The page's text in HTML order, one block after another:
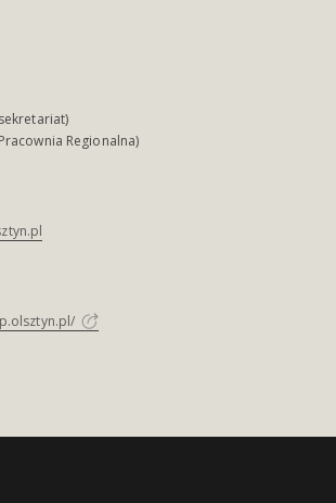
Regionalna)